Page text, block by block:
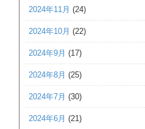
2024年11月 (24)
2024年10月 (22)
2024年9月 (17)
2024年8月 (25)
2024年7月 (30)
2024年6月 (21)